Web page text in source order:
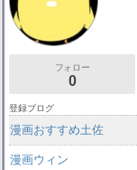
フォロー
0
登録ブログ
漫画おすすめ土佐
漫画ウィン